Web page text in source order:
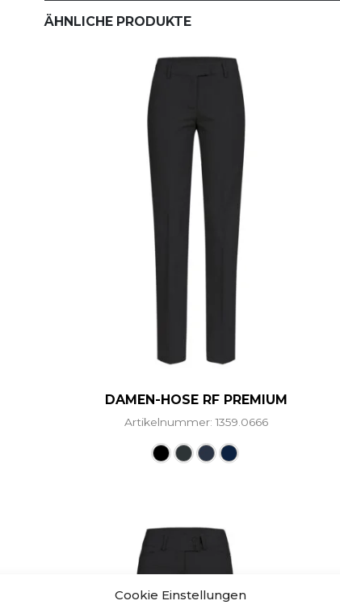
Cookie Einstellungen
ÄHNLICHE PRODUKTE
DAMEN-HOSE RF PREMIUM
Artikelnummer: 1359.0666